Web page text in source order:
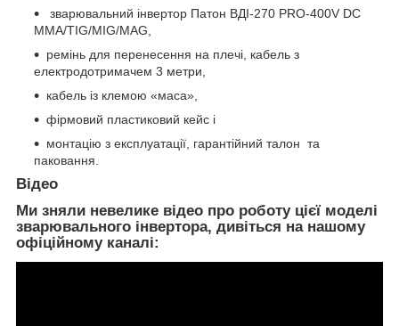
зварювальний інвертор Патон ВДІ-270 РRO-400V DC
MMA/TIG/MIG/MAG,
ремінь для перенесення на плечі, кабель з
електродотримачем 3 метри,
кабель із клемою «маса»,
фірмовий пластиковий кейс і
монтацію з експлуатації, гарантійний талон та
паковання.
Відео
Ми зняли невелике відео про роботу цієї моделі
зварювального інвертора, дивіться на нашому
офіційному каналі: